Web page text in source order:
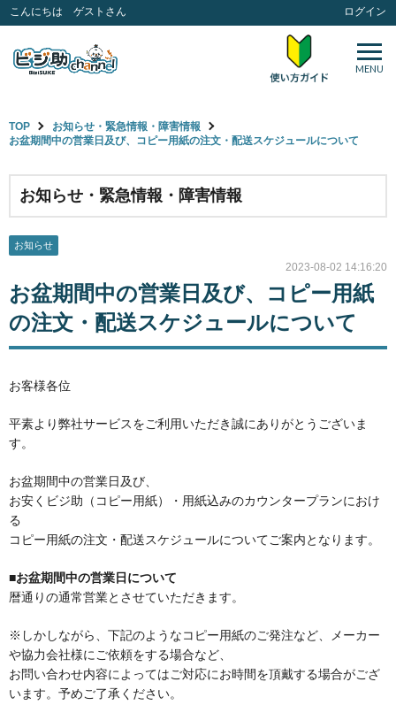
こんにちは ゲストさん ログイン
MENU
TOP
お知らせ・緊急情報・障害情報
お盆期間中の営業日及び、コピー用紙の注文・配送スケジュールについて
お知らせ・緊急情報・障害情報
お知らせ
2023-08-02 14:16:20
お盆期間中の営業日及び、コピー用紙
の注文・配送スケジュールについて
お客様各位
平素より弊社サービスをご利用いただき誠にありがとうございま
す。
お盆期間中の営業日及び、
お安くビジ助（コピー用紙）・用紙込みのカウンタープランにおけ
る
コピー用紙の注文・配送スケジュールについてご案内となります。
■お盆期間中の営業日について
暦通りの通常営業とさせていただきます。
※しかしながら、下記のようなコピー用紙のご発注など、メーカー
や協力会社様にご依頼をする場合など、
お問い合わせ内容によってはご対応にお時間を頂戴する場合がござ
います。予めご了承ください。